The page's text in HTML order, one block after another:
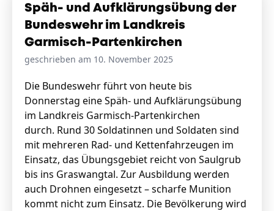
Späh- und Aufklärungsübung der
Bundeswehr im Landkreis
Garmisch-Partenkirchen
geschrieben am 10. November 2025
Die Bundeswehr führt von heute bis
Donnerstag eine Späh- und Aufklärungsübung
im Landkreis Garmisch-Partenkirchen
durch. Rund 30 Soldatinnen und Soldaten sind
mit mehreren Rad- und Kettenfahrzeugen im
Einsatz, das Übungsgebiet reicht von Saulgrub
bis ins Graswangtal. Zur Ausbildung werden
auch Drohnen eingesetzt – scharfe Munition
kommt nicht zum Einsatz. Die Bevölkerung wird